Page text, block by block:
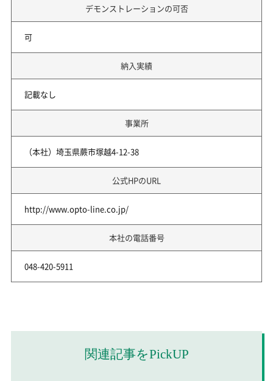
デモンストレーションの可否
可
納入実績
記載なし
事業所
（本社）埼玉県蕨市塚越4-12-38
公式HPのURL
http://www.opto-line.co.jp/
本社の電話番号
048-420-5911
関連記事をPickUP